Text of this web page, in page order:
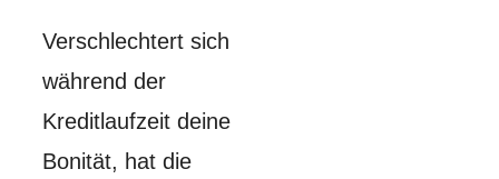
Verschlechtert sich
während der
Kreditlaufzeit deine
Bonität, hat die